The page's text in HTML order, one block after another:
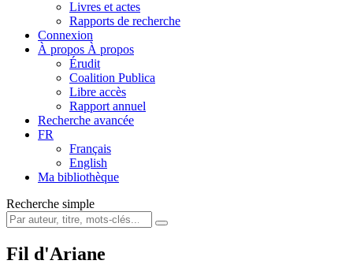
Livres et actes
Rapports de recherche
Connexion
À propos À propos
Érudit
Coalition Publica
Libre accès
Rapport annuel
Recherche avancée
FR
Français
English
Ma bibliothèque
Recherche simple
Fil d'Ariane